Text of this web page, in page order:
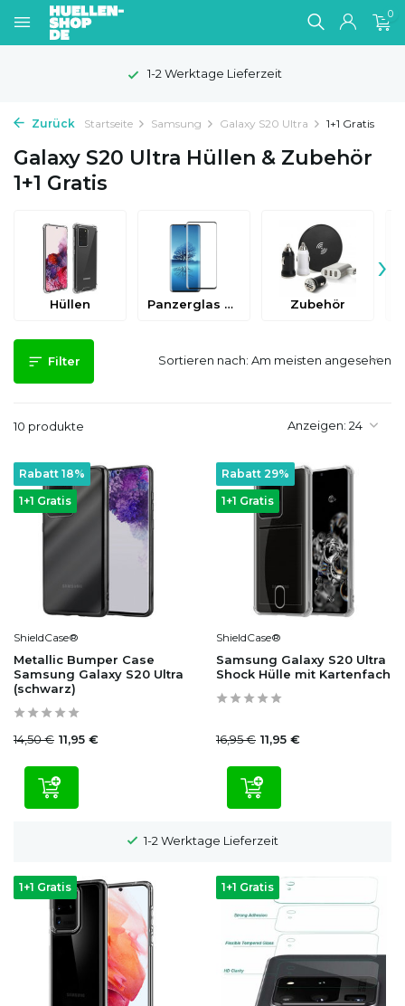
0
1-2 Werktage Lieferzeit
Zurück Startseite Samsung Galaxy S20 Ultra 1+1 Gratis
Galaxy S20 Ultra Hüllen & Zubehör
1+1 Gratis
Hüllen Panzerglas & Schutzfolien Zubehör
›
Filter
10 produkte Anzeigen:
Sortieren nach:
1+1 Gratis
Rabatt 18%
ShieldCase®
Metallic Bumper Case
Samsung Galaxy S20 Ultra
(schwarz)
14,50 € 11,95 €
1+1 Gratis
Rabatt 29%
ShieldCase®
Samsung Galaxy S20 Ultra
Shock Hülle mit Kartenfach
16,95 € 11,95 €
1-2 Werktage Lieferzeit
1+1 Gratis 1+1 Gratis